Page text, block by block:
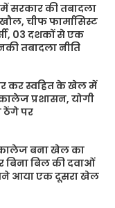
सरकार की तबादला
चीफ फार्मासिस्ट
03 दशकों से एक
तबादला नीति
कर स्वहित के खेल में
प्रशासन, योगी
ठेंगे पर
बना खेल का
बिना बिल की दवाओं
आया एक दूसरा खेल